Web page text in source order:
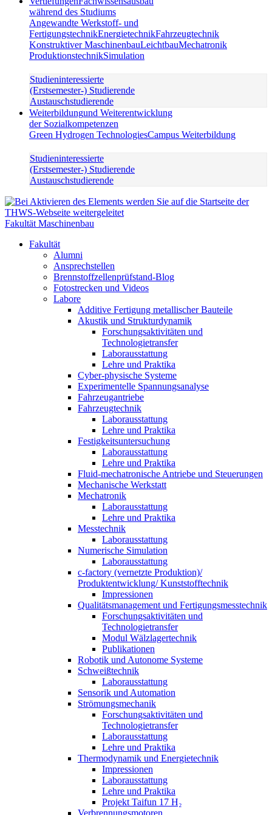
während des Studiums
Angewandte Werkstoff- und
FertigungstechnikEnergietechnikFahrzeugtechnik
Konstruktiver MaschinenbauLeichtbauMechatronik
ProduktionstechnikSimulation
Studieninteressierte
(Erstsemester-) Studierende
Austauschstudierende
Weiterbildungund Weiterentwicklung
der Sozialkompetenzen
Green Hydrogen TechnologiesCampus Weiterbildung
Studieninteressierte
(Erstsemester-) Studierende
Austauschstudierende
Fakultät Maschinenbau
Fakultät
Alumni
Ansprechstellen
Brennstoffzellenprüfstand-Blog
Fotostrecken und Videos
Labore
Additive Fertigung metallischer Bauteile
Akustik und Strukturdynamik
Forschungsaktivitäten und
Technologietransfer
Laborausstattung
Lehre und Praktika
Cyber-physische Systeme
Experimentelle Spannungsanalyse
Fahrzeugantriebe
Fahrzeugtechnik
Laborausstattung
Lehre und Praktika
Festigkeitsuntersuchung
Laborausstattung
Lehre und Praktika
Fluid-mechatronische Antriebe und Steuerungen
Mechanische Werkstatt
Mechatronik
Laborausstattung
Lehre und Praktika
Messtechnik
Laborausstattung
Numerische Simulation
Laborausstattung
c-factory (vernetzte Produktion)/
Produktentwicklung/ Kunststofftechnik
Impressionen
Qualitätsmanagement und Fertigungsmesstechnik
Forschungsaktivitäten und
Technologietransfer
Modul Wälzlagertechnik
Publikationen
Robotik und Autonome Systeme
Schweißtechnik
Laborausstattung
Sensorik und Automation
Strömungsmechanik
Forschungsaktivitäten und
Technologietransfer
Laborausstattung
Lehre und Praktika
Thermodynamik und Energietechnik
Impressionen
Laborausstattung
Lehre und Praktika
Projekt Taifun 17 H₂
Verbrennungsmotoren